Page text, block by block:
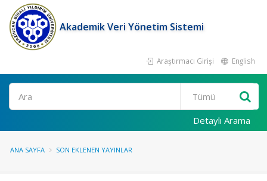
Akademik Veri Yönetim Sistemi
Araştırmacı Girişi English
Ara
Detaylı Arama
ANA SAYFA SON EKLENEN YAYINLAR